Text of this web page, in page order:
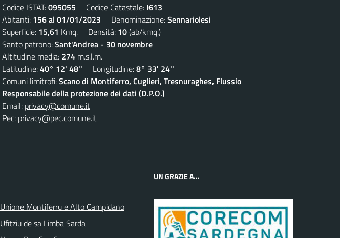
Codice ISTAT:095055 Codice Catastale: I613
Abitanti: 156 al 01/01/2023 Denominazione:Sennariolesi
Superficie: 15,61 Kmq. Densità: 10(ab/kmq.)
Santo patrono:Sant'Andrea - 30 novembre
Altitudine media: 274 m.s.l.m.
Latitudine:40° 12' 48'' Longitudine:8° 33' 24''
Comuni limitrofi:Scano di Montiferro, Cuglieri, Tresnuraghes, Flussio
Responsabile della protezione dei dati (D.P.O.)
Email: privacy@comune.it
Pec: privacy@pec.comune.it
Unione Montiferru e Alto Campidano
Ufitziu de sa Limba Sarda
UN GRAZIE A...